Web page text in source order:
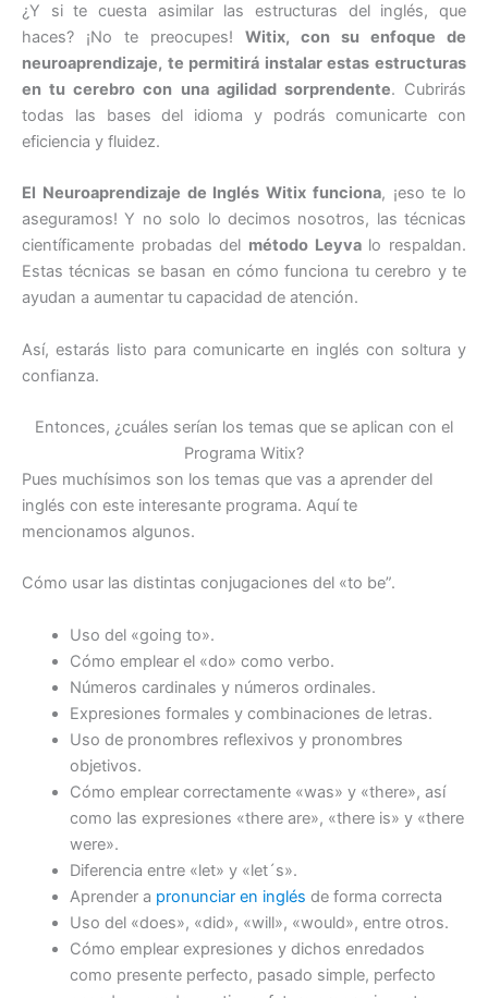
¿Y si te cuesta asimilar las estructuras del inglés, que
haces? ¡No te preocupes! Witix, con su enfoque de
neuroaprendizaje, te permitirá instalar estas estructuras
en tu cerebro con una agilidad sorprendente. Cubrirás
todas las bases del idioma y podrás comunicarte con
eficiencia y fluidez.
El Neuroaprendizaje de Inglés Witix funciona, ¡eso te lo
aseguramos! Y no solo lo decimos nosotros, las técnicas
científicamente probadas del método Leyvalo respaldan.
Estas técnicas se basan en cómo funciona tu cerebro y te
ayudan a aumentar tu capacidad de atención.
Así, estarás listo para comunicarte en inglés con soltura y
confianza.
Entonces, ¿cuáles serían los temas que se aplican con el
Programa Witix?
Pues muchísimos son los temas que vas a aprender del
inglés con este interesante programa. Aquí te
mencionamos algunos.
Cómo usar las distintas conjugaciones del «to be”.
Uso del «going to».
Cómo emplear el «do» como verbo.
Números cardinales y números ordinales.
Expresiones formales y combinaciones de letras.
Uso de pronombres reflexivos y pronombres
objetivos.
Cómo emplear correctamente «was» y «there», así
como las expresiones «there are», «there is» y «there
were».
Diferencia entre «let» y «let´s».
Aprender a pronunciar en inglés de forma correcta
Uso del «does», «did», «will», «would», entre otros.
Cómo emplear expresiones y dichos enredados
como presente perfecto, pasado simple, perfecto